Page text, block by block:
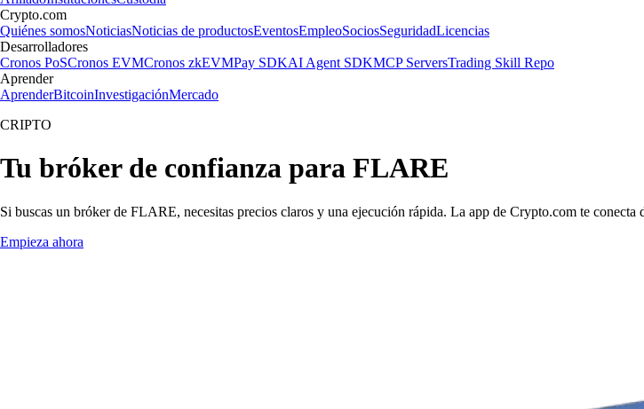
Crypto.com
Quiénes somosNoticiasNoticias de productosEventosEmpleoSociosSeguridadLicencias
Desarrolladores
Cronos PoSCronos EVMCronos zkEVMPay SDKAI Agent SDKMCP ServersTrading Skill Repo
Aprender
AprenderBitcoinInvestigaciónMercado
CRIPTO
Tu bróker de confianza para FLARE
Si buscas un bróker de FLARE, necesitas precios claros y una ejecución rápida. La app de Crypto.com te conecta
Empieza ahora